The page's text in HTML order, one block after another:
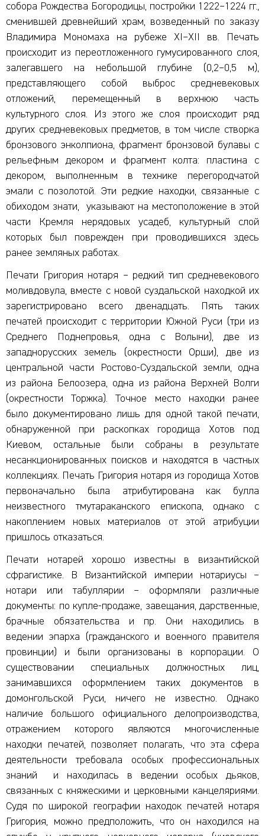
собора Рождества Богородицы, постройки 1222–1224 гг.,
сменившей древнейший храм, возведенный по заказу
Владимира Мономаха на рубеже XI–XII вв. Печать
происходит из переотложенного гумусированного слоя,
залегавшего на небольшой глубине (0,2–0,5 м),
представляющего собой выброс средневековых
отложений, перемещенный в верхнюю часть
культурного слоя. Из этого же слоя происходит ряд
других средневековых предметов, в том числе створка
бронзового энколпиона, фрагмент бронзовой булавы с
рельефным декором и фрагмент колта: пластина с
декором, выполненным в технике перегородчатой
эмали с позолотой. Эти редкие находки, связанные с
обиходом знати, указывают на местоположение в этой
части Кремля нерядовых усадеб, культурный слой
которых был поврежден при проводившихся здесь
ранее земляных работах.
Печати Григория нотаря – редкий тип средневекового
моливдовула, вместе с новой суздальской находкой их
зарегистрировано всего двенадцать. Пять таких
печатей происходит с территории Южной Руси (три из
Среднего Поднепровья, одна с Волыни), две из
западнорусских земель (окрестности Орши), две из
центральной части Ростово-Суздальской земли, одна
из района Белоозера, одна из района Верхней Волги
(окрестности Торжка). Точное место находки ранее
было документировано лишь для одной такой печати,
обнаруженной при раскопках городища Хотов под
Киевом, остальные были собраны в результате
несанкционированных поисков и находятся в частных
коллекциях. Печать Григория нотаря из городища Хотов
первоначально была атрибутирована как булла
неизвестного тмутараканского епископа, однако с
накоплением новых материалов от этой атрибуции
пришлось отказаться.
Печати нотарей хорошо известны в византийской
сфрагистике. В Византийской империи нотариусы –
нотари или табуллярии – оформляли различные
документы: по купле-продаже, завещания, дарственные,
брачные обязательства и пр. Они находились в
ведении эпарха (гражданского и военного правителя
провинции) и были организованы в корпорации. О
существовании специальных должностных лиц,
занимавшихся оформлением таких документов в
домонгольской Руси, ничего не известно. Однако
наличие большого официального делопроизводства,
отражением которого являются многочисленные
находки печатей, позволяет полагать, что эта сфера
деятельности требовала особых профессиональных
знаний и находилась в ведении особых дьяков,
связанных с княжескими и церковными канцеляриями.
Судя по широкой географии находок печатей нотаря
Григория, можно предположить, что он находился на